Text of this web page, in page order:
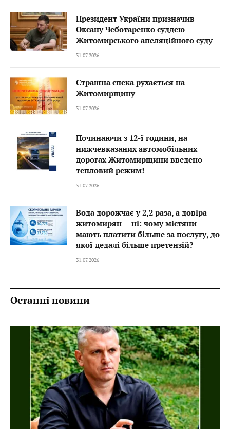
Президент України призначив
Оксану Чеботаренко суддею
Житомирського апеляційного суду
31.07.2026
Страшна спека рухається на
Житомирщину
31.07.2026
Починаючи з 12-ї години, на
нижчевказаних автомобільних
дорогах Житомирщини введено
тепловий режим!
31.07.2026
Вода дорожчає у 2,2 раза, а довіра
житомирян — ні: чому містяни
мають платити більше за послугу, до
якої дедалі більше претензій?
31.07.2026
Останні новини